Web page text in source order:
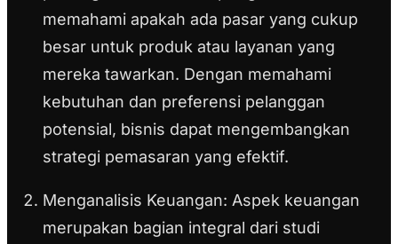
memahami apakah ada pasar yang cukup
besar untuk produk atau layanan yang
mereka tawarkan. Dengan memahami
kebutuhan dan preferensi pelanggan
potensial, bisnis dapat mengembangkan
strategi pemasaran yang efektif.
Menganalisis Keuangan: Aspek keuangan
merupakan bagian integral dari studi